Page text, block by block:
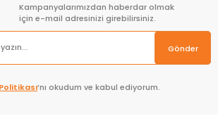
Kampanyalarımızdan haberdar olmak
için e-mail adresinizi girebilirsiniz.
Gönder
’nı okudum ve kabul ediyorum.